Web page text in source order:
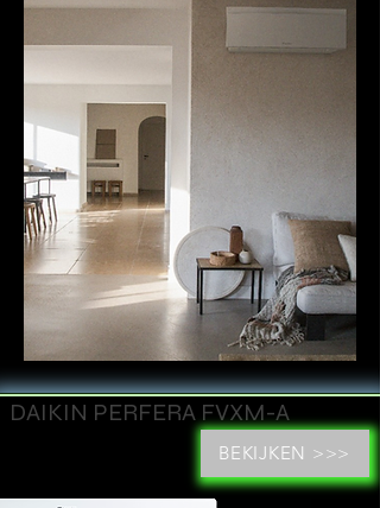
DAIKIN PERFERA FVXM-A
BEKIJKEN >>>